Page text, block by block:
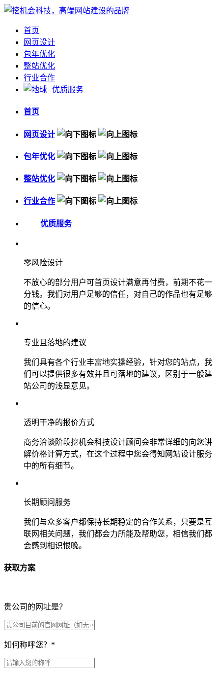
首页
网页设计
包年优化
整站优化
行业合作
优质服务
首页
网页设计
包年优化
整站优化
行业合作
优质服务
零风险设计
不放心的部分用户可首页设计满意再付费，前期不花一
分钱。我们对用户足够的信任，对自己的作品也有足够
的信心。
专业且落地的建议
我们具有各个行业丰富地实操经验，针对您的站点，我
们可以提供很多有效并且可落地的建议，区别于一般建
站公司的浅显意见。
透明干净的报价方式
商务洽谈阶段挖机会科技设计顾问会非常详细的向您讲
解价格计算方式，在这个过程中您会得知网站设计服务
中的所有细节。
长期顾问服务
我们与众多客户都保持长期稳定的合作关系，只要是互
联网相关问题，我们都会力所能及帮助您，相信我们都
会感到相识恨晚。
获取方案
贵公司的网址是？
如何称呼您？ *